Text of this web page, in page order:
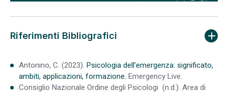
Riferimenti Bibliografici
Antonino, C. (2023). Psicologia dell’emergenza: significato,
ambiti, applicazioni, formazione. Emergency Live.
Consiglio Nazionale Ordine degli Psicologi (n.d.). Area di